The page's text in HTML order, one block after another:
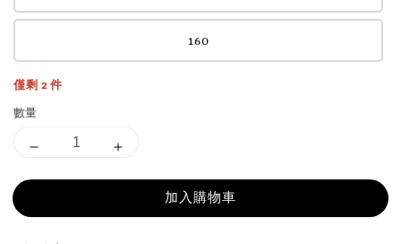
160
僅剩 2 件
數量
加入購物車